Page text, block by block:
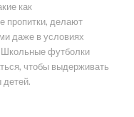
как
пропитки, делают
даже в условиях
Школьные футболки
чтобы выдерживать
детей.